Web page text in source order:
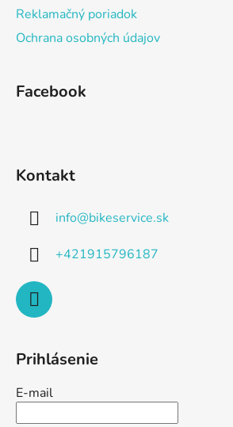
Reklamačný poriadok
Ochrana osobných údajov
Facebook
Kontakt
info@bikeservice.sk
+421915796187
Prihlásenie
E-mail